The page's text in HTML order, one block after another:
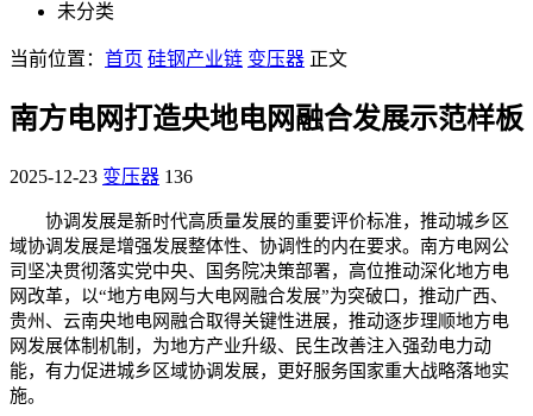
未分类
当前位置： 首页 硅钢产业链 变压器 正文
南方电网打造央地电网融合发展示范样板
2025-12-23 变压器 136
协调发展是新时代高质量发展的重要评价标准，推动城乡区
域协调发展是增强发展整体性、协调性的内在要求。南方电网公
司坚决贯彻落实党中央、国务院决策部署，高位推动深化地方电
网改革，以“地方电网与大电网融合发展”为突破口，推动广西、
贵州、云南央地电网融合取得关键性进展，推动逐步理顺地方电
网发展体制机制，为地方产业升级、民生改善注入强劲电力动
能，有力促进城乡区域协调发展，更好服务国家重大战略落地实
施。